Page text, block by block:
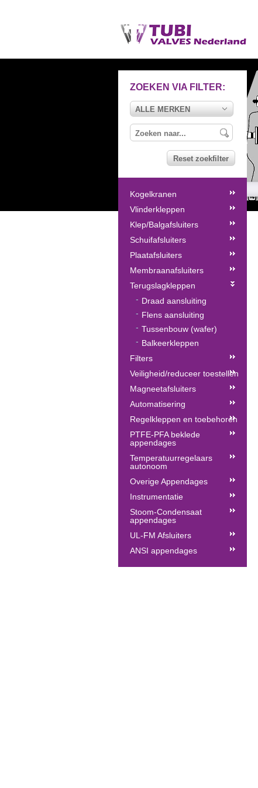
ZOEKEN VIA FILTER:
ALLE MERKEN
Reset zoekfilter
Kogelkranen
Vlinderkleppen
Klep/Balgafsluiters
Schuifafsluiters
Plaatafsluiters
Membraanafsluiters
Terugslagkleppen
Draad aansluiting
Flens aansluiting
Tussenbouw (wafer)
Balkeerkleppen
Filters
Veiligheid/reduceer toestellen
Magneetafsluiters
Automatisering
Regelkleppen en toebehoren
PTFE-PFA beklede
appendages
Temperatuurregelaars
autonoom
Overige Appendages
Instrumentatie
Stoom-Condensaat
appendages
UL-FM Afsluiters
ANSI appendages